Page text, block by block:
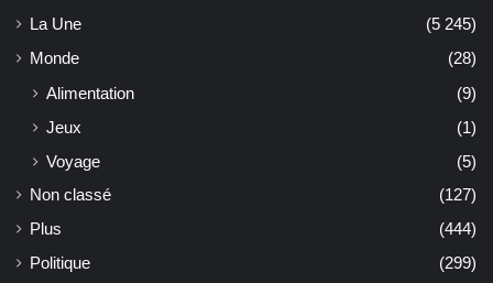
La Une
(5 245)
Monde
(28)
Alimentation
(9)
Jeux
(1)
Voyage
(5)
Non classé
(127)
Plus
(444)
Politique
(299)